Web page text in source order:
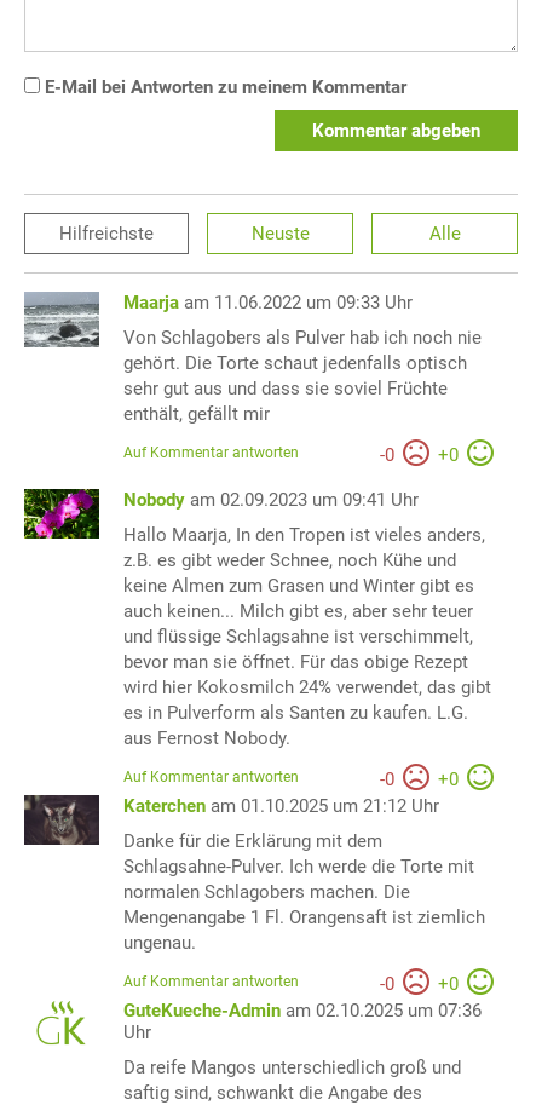
E-Mail bei Antworten zu meinem Kommentar
Kommentar abgeben
Hilfreichste Neuste Alle
Maarja am 11.06.2022 um 09:33 Uhr
Von Schlagobers als Pulver hab ich noch nie
gehört. Die Torte schaut jedenfalls optisch
sehr gut aus und dass sie soviel Früchte
enthält, gefällt mir
-0 +0
Auf Kommentar antworten
Nobody am 02.09.2023 um 09:41 Uhr
Hallo Maarja, In den Tropen ist vieles anders,
z.B. es gibt weder Schnee, noch Kühe und
keine Almen zum Grasen und Winter gibt es
auch keinen... Milch gibt es, aber sehr teuer
und flüssige Schlagsahne ist verschimmelt,
bevor man sie öffnet. Für das obige Rezept
wird hier Kokosmilch 24% verwendet, das gibt
es in Pulverform als Santen zu kaufen. L.G.
aus Fernost Nobody.
-0 +0
Auf Kommentar antworten
Katerchen am 01.10.2025 um 21:12 Uhr
Danke für die Erklärung mit dem
Schlagsahne-Pulver. Ich werde die Torte mit
normalen Schlagobers machen. Die
Mengenangabe 1 Fl. Orangensaft ist ziemlich
ungenau.
-0 +0
Auf Kommentar antworten
GuteKueche-Admin am 02.10.2025 um 07:36
Uhr
Da reife Mangos unterschiedlich groß und
saftig sind, schwankt die Angabe des